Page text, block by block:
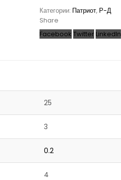
Категории: Патриот, Р-Д
Share
Facebook Twitter LinkedIn
25
3
0.2
4